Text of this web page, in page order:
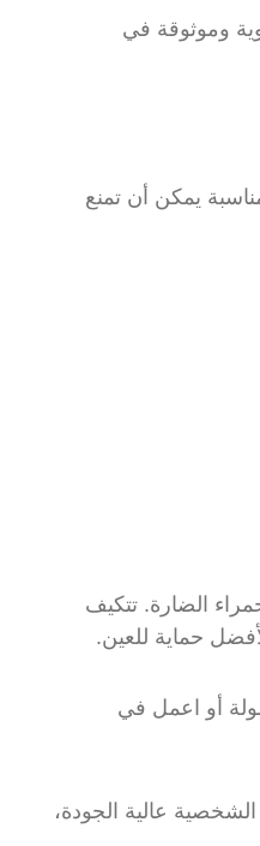
وموثوقة في
يمكن أن تمنع
الضارة. تتكيف
أو اعمل في
عالية الجودة،